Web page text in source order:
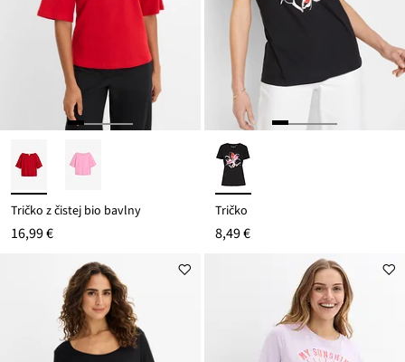
Tričko z čistej bio bavlny
16,99 €
Tričko
8,49 €